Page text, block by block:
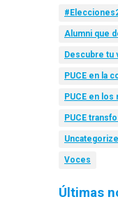
Alumni que
Descubre tu
PUCE en la
PUCE en los
PUCE
Voces
Últimas